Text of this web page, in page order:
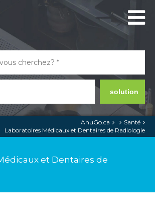
solution
AnuGo.ca
Santé
Laboratoires Médicaux et Dentaires de Radiologie
et Dentaires de